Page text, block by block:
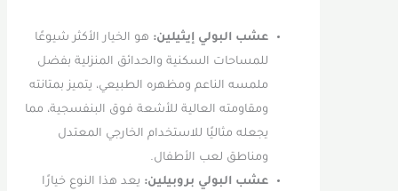
عشب البولي إيثيلين:هو الخيار الأكثر شيوعًا
للمساحات السكنية والحدائق المنزلية بفضل
ملمسه الناعم ومظهره الطبيعي، يتميز بمتانته
ومقاومته العالية للأشعة فوق البنفسجية، مما
يجعله مثاليًا للاستخدام الخارجي المعتدل
ومناطق لعب الأطفال.
عشب البولي بروبيلين:يعد هذا النوع خيارًا